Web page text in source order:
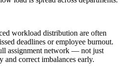
workload distribution are often
deadlines or employee burnout.
assignment network — not just
correct imbalances early.